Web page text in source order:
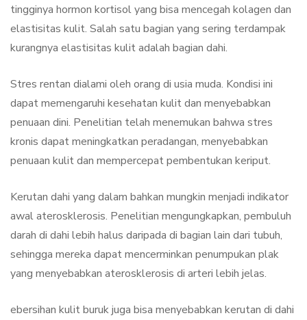
tingginya hormon kortisol yang bisa mencegah kolagen dan
elastisitas kulit. Salah satu bagian yang sering terdampak
kurangnya elastisitas kulit adalah bagian dahi.
Stres rentan dialami oleh orang di usia muda. Kondisi ini
dapat memengaruhi kesehatan kulit dan menyebabkan
penuaan dini. Penelitian telah menemukan bahwa stres
kronis dapat meningkatkan peradangan, menyebabkan
penuaan kulit dan mempercepat pembentukan keriput.
Kerutan dahi yang dalam bahkan mungkin menjadi indikator
awal aterosklerosis. Penelitian mengungkapkan, pembuluh
darah di dahi lebih halus daripada di bagian lain dari tubuh,
sehingga mereka dapat mencerminkan penumpukan plak
yang menyebabkan aterosklerosis di arteri lebih jelas.
ebersihan kulit buruk juga bisa menyebabkan kerutan di dahi